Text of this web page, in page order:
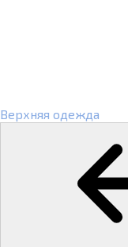
Верхняя одежда